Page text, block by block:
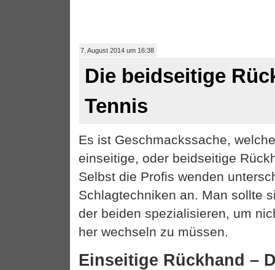
7. August 2014 um 16:38
Die beidseitige
Tennis
Es ist Geschmackssache,
einseitige, oder beidseitige
Selbst die Profis wenden
Schlagtechniken an. Man sollte
der beiden spezialisieren, um
her wechseln zu müssen.
Einseitige Rückhand –